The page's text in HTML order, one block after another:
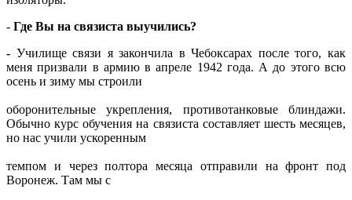
- Где Вы на связиста выучились?
- Училище связи я закончила в Чебоксарах после того, как
меня призвали в армию в апреле 1942 года. А до этого всю
осень и зиму мы строили
оборонительные укрепления, противотанковые блиндажи.
Обычно курс обучения на связиста составляет шесть месяцев,
но нас учили ускоренным
темпом и через полтора месяца отправили на фронт под
Воронеж. Там мы с